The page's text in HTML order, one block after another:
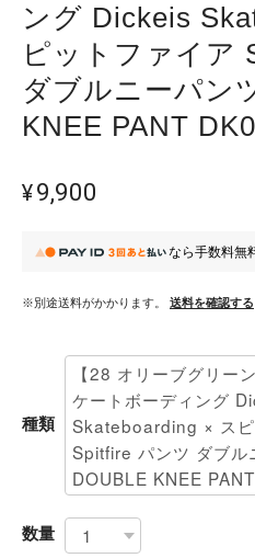
ング Dickeis
ピットファイア
ダブルニーパン
KNEE PANT
¥9,900
なら手数料無
※別途送料がかかります。 送料を確認する
種類
数量